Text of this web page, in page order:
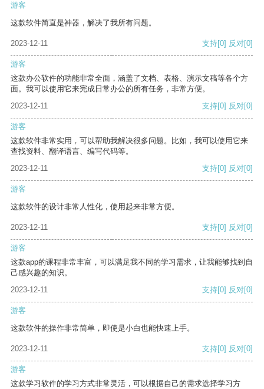
游客
这款软件简直是神器，解决了我所有问题。
2023-12-11 支持[0] 反对[0]
游客
这款办公软件的功能非常全面，涵盖了文档、表格、演示文稿等各个方
面。我可以使用它来完成日常办公的所有任务，非常方便。
2023-12-11
支持[0] 反对[0]
游客
这款软件非常实用，可以帮助我解决很多问题。比如，我可以使用它来
查找资料、翻译语言、编写代码等。
2023-12-11
支持[0] 反对[0]
游客
这款软件的设计非常人性化，使用起来非常方便。
2023-12-11 支持[0] 反对[0]
游客
这款app的课程非常丰富，可以满足我不同的学习需求，让我能够找到自
己感兴趣的知识。
2023-12-11
支持[0] 反对[0]
游客
这款软件的操作非常简单，即使是小白也能快速上手。
2023-12-11 支持[0] 反对[0]
游客
这款学习软件的学习方式非常灵活，可以根据自己的需求选择学习方